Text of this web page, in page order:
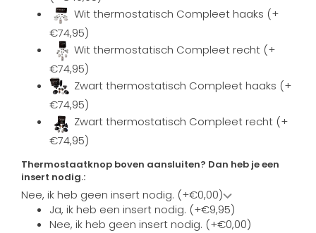
Wit thermostatisch Compleet haaks (+
€74,95)
Wit thermostatisch Compleet recht (+
€74,95)
Zwart thermostatisch Compleet haaks (+
€74,95)
Zwart thermostatisch Compleet recht (+
€74,95)
Thermostaatknop boven aansluiten? Dan heb je een
insert nodig.:
Nee, ik heb geen insert nodig. (+€0,00)
Ja, ik heb een insert nodig. (+€9,95)
Nee, ik heb geen insert nodig. (+€0,00)